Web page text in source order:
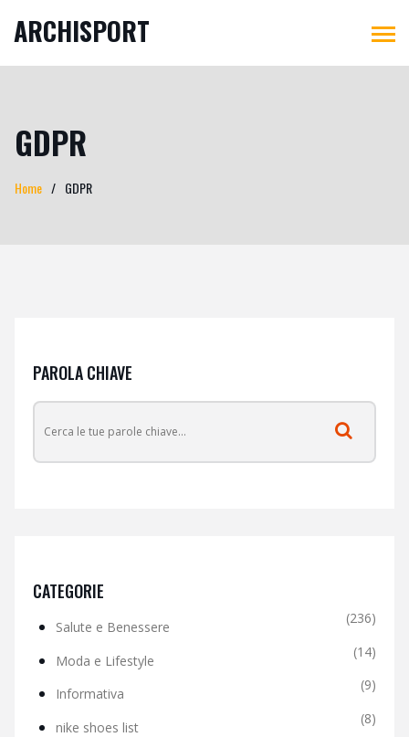
ARCHISPORT
GDPR
Home GDPR
PAROLA CHIAVE
CATEGORIE
Salute e Benessere
(236)
Moda e Lifestyle
(14)
Informativa
(9)
nike shoes list
(8)